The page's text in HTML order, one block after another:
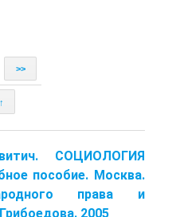
>>
↑
СОЦИОЛОГИЯ
пособие. Москва.
права и
2005